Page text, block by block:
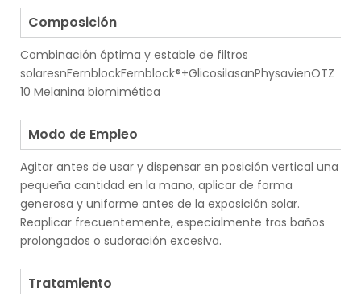
Composición
Combinación óptima y estable de filtros
solaresnFernblockFernblock®+GlicosilasanPhysavienOTZ
10 Melanina biomimética
Modo de Empleo
Agitar antes de usar y dispensar en posición vertical una
pequeña cantidad en la mano, aplicar de forma
generosa y uniforme antes de la exposición solar.
Reaplicar frecuentemente, especialmente tras baños
prolongados o sudoración excesiva.
Tratamiento